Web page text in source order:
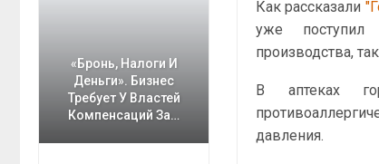
Как рассказали
уже поступил
производства,
В аптеках
давления.
«Бронь, Налоги И
Деньги». Бизнес
Требует У Властей
Компенсаций За…